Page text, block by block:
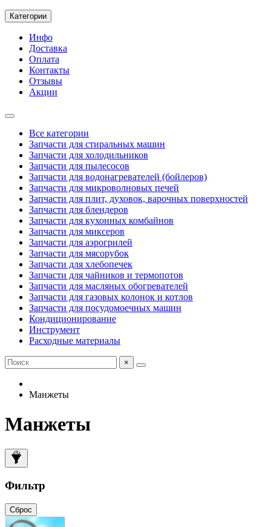
Категории
Инфо
Доставка
Оплата
Контакты
Отзывы
Акции
Все категории
Запчасти для стиральных машин
Запчасти для холодильников
Запчасти для пылесосов
Запчасти для водонагревателей (бойлеров)
Запчасти для микроволновых печей
Запчасти для плит, духовок, варочных поверхностей
Запчасти для блендеров
Запчасти для кухонных комбайнов
Запчасти для миксеров
Запчасти для аэрогрилей
Запчасти для мясорубок
Запчасти для хлебопечек
Запчасти для чайников и термопотов
Запчасти для масляных обогревателей
Запчасти для газовых колонок и котлов
Запчасти для посудомоечных машин
Кондиционирование
Инструмент
Расходные материалы
×
Манжеты
Манжеты
Фильтр
Сброс